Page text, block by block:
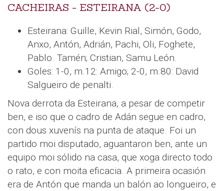
CACHEIRAS - ESTEIRANA (2-0)
Esteirana: Guille, Kevin Rial, Simón, Godo,
Anxo, Antón, Adrián, Pachi, Oli, Foghete,
Pablo. Tamén; Cristian, Samu León.
Goles: 1-0, m.12: Amigo; 2-0, m.80: David
Salgueiro de penalti.
Nova derrota da Esteirana, a pesar de competir
ben, e iso que o cadro de Adán segue en cadro,
con dous xuvenís na punta de ataque. Foi un
partido moi disputado, aguantaron ben, ante un
equipo moi sólido na casa, que xoga directo todo
o rato, e con moita eficacia. A primeira ocasión
era de Antón que manda un balón ao longueiro, e